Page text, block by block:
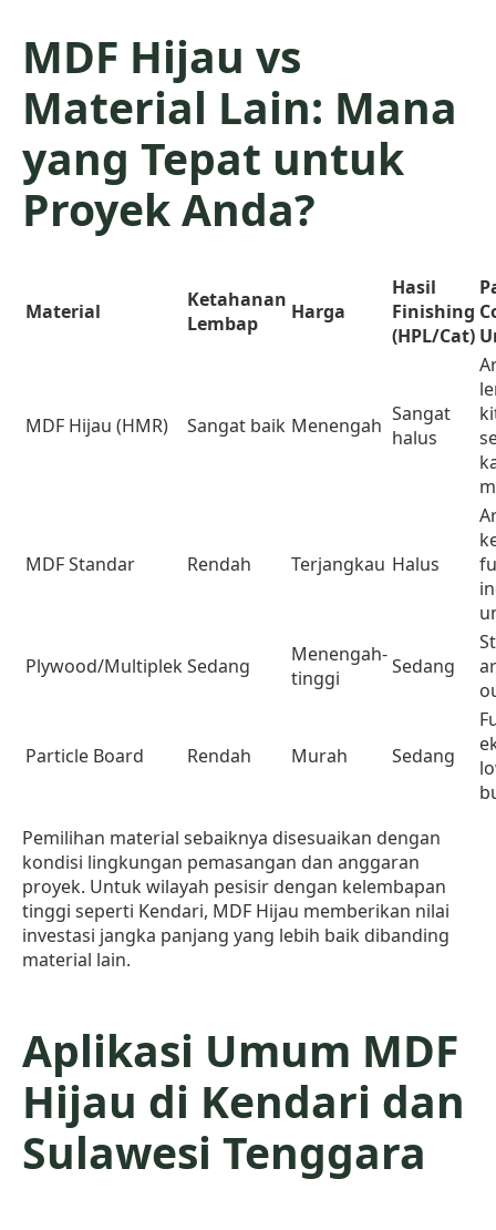
MDF Hijau vs
Material Lain: Mana
yang Tepat untuk
Proyek Anda?
Material
Ketahanan
Lembap
Harga
Hasil
Finishing
(HPL/Cat)
MDF Hijau (HMR) Sangat baik Menengah Sangat
halus
MDF Standar Rendah Terjangkau Halus
Plywood/MultiplekSedang
Menengah-
tinggi
Sedang
Particle Board Rendah Murah Sedang
Pemilihan material sebaiknya disesuaikan dengan
kondisi lingkungan pemasangan dan anggaran
proyek. Untuk wilayah pesisir dengan kelembapan
tinggi seperti Kendari, MDF Hijau memberikan nilai
investasi jangka panjang yang lebih baik dibanding
material lain.
Aplikasi Umum MDF
Hijau di Kendari dan
Sulawesi Tenggara